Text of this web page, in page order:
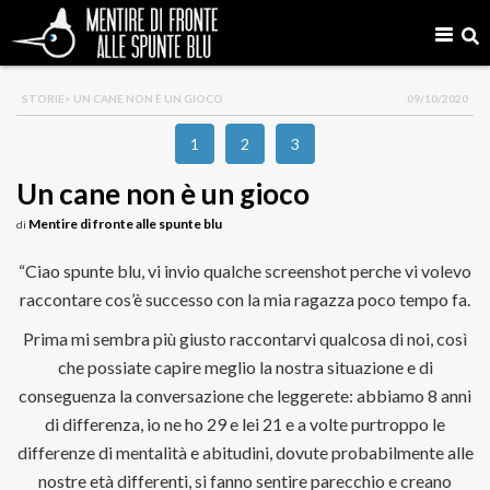
STORIE> UN CANE NON È UN GIOCO 09/10/2020
1 2 3
Un cane non è un gioco
di Mentire di fronte alle spunte blu
“Ciao spunte blu, vi invio qualche screenshot perche vi volevo
raccontare cos’è successo con la mia ragazza poco tempo fa.
Prima mi sembra più giusto raccontarvi qualcosa di noi, così
che possiate capire meglio la nostra situazione e di
conseguenza la conversazione che leggerete: abbiamo 8 anni
di differenza, io ne ho 29 e lei 21 e a volte purtroppo le
differenze di mentalità e abitudini, dovute probabilmente alle
nostre età differenti, si fanno sentire parecchio e creano